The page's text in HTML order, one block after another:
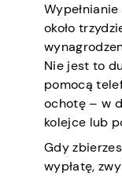
około
Nie jest to
pomocą
ochotę – w
kolejce lub
Gdy
wypłatę,